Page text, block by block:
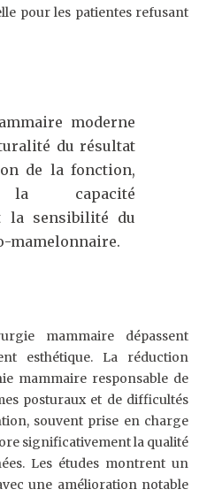
pour les patientes refusant
moderne
du résultat
de la fonction,
la capacité
la sensibilité du
mamelonnaire.
mammaire dépassent
esthétique. La réduction
mammaire responsable de
posturaux et de difficultés
souvent prise en charge
significativement la qualité
Les études montrent un
une amélioration notable